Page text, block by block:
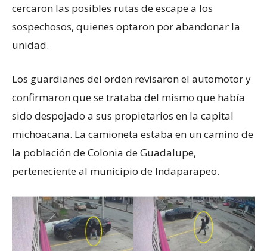
cercaron las posibles rutas de escape a los
sospechosos, quienes optaron por abandonar la
unidad.
Los guardianes del orden revisaron el automotor y
confirmaron que se trataba del mismo que había
sido despojado a sus propietarios en la capital
michoacana. La camioneta estaba en un camino de
la población de Colonia de Guadalupe,
perteneciente al municipio de Indaparapeo.